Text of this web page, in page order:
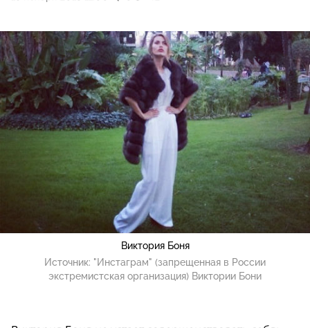
Виктория Боня
Источник: "Инстаграм" (запрещенная в России
экстремистская организация) Виктории Бони